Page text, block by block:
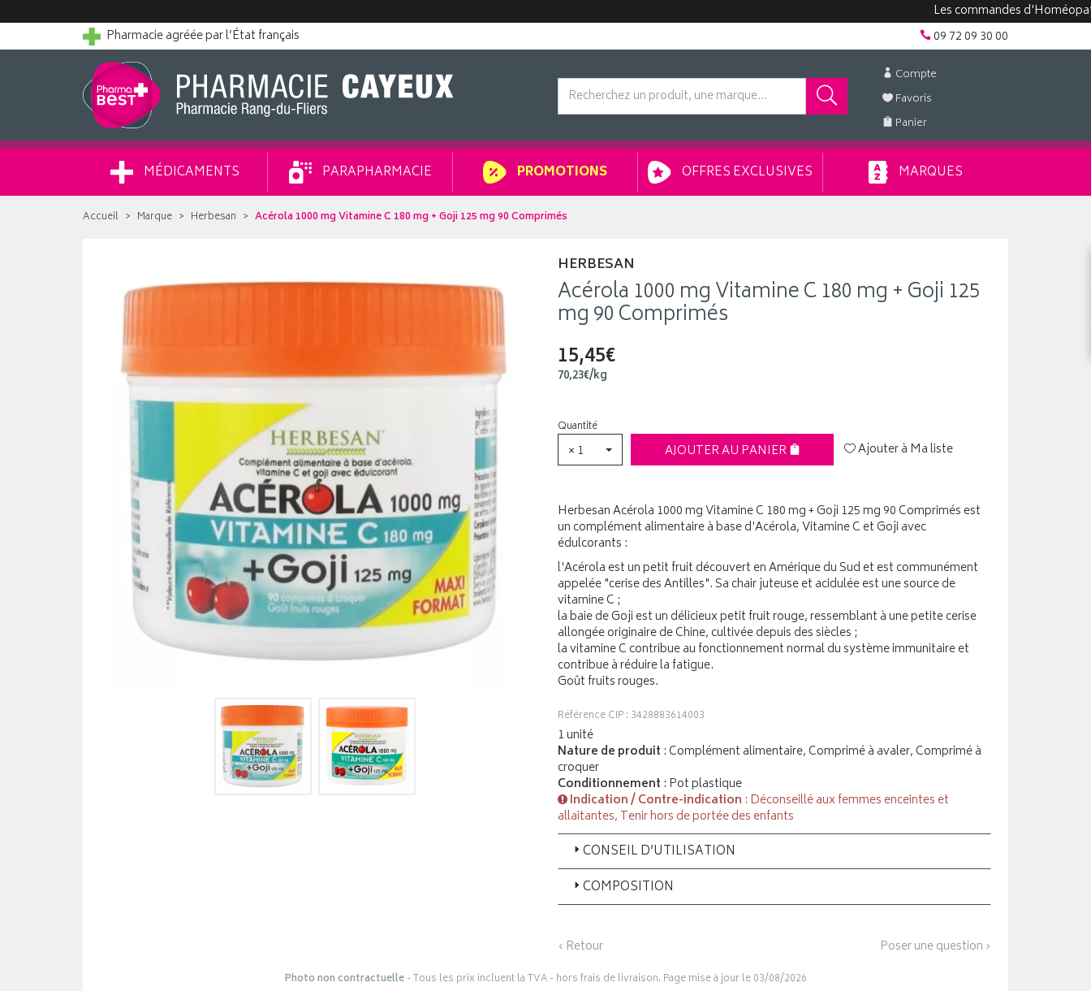
Les commandes d'Homéopathie
Pharmacie agréée par l’État français
09 72 09 30 00
Compte
Favoris
Panier
MÉDICAMENTS PARAPHARMACIE PROMOTIONS OFFRES EXCLUSIVES MARQUES
Accueil Marque Herbesan Acérola 1000 mg Vitamine C 180 mg + Goji 125 mg 90 Comprimés
HERBESAN
Acérola 1000 mg Vitamine C 180 mg + Goji 125
mg 90 Comprimés
15,45€
70,23€/kg
Quantité
× 1 AJOUTER AU PANIER Ajouter à Ma liste
Herbesan Acérola 1000 mg Vitamine C 180 mg + Goji 125 mg 90 Comprimés est
un complément alimentaire à base d'Acérola, Vitamine C et Goji avec
édulcorants :
l'Acérola est un petit fruit découvert en Amérique du Sud et est communément
appelée "cerise des Antilles". Sa chair juteuse et acidulée est une source de
vitamine C ;
la baie de Goji est un délicieux petit fruit rouge, ressemblant à une petite cerise
allongée originaire de Chine, cultivée depuis des siècles ;
la vitamine C contribue au fonctionnement normal du système immunitaire et
contribue à réduire la fatigue.
Goût fruits rouges.
Référence CIP : 3428883614003
1 unité
Nature de produit : Complément alimentaire, Comprimé à avaler, Comprimé à
croquer
Conditionnement : Pot plastique
Indication / Contre-indication : Déconseillé aux femmes enceintes et
allaitantes, Tenir hors de portée des enfants
CONSEIL D’UTILISATION
COMPOSITION
‹ Retour Poser une question ›
Photo non contractuelle- Tous les prix incluent la TVA - hors frais de livraison. Page mise à jour le 03/08/2026